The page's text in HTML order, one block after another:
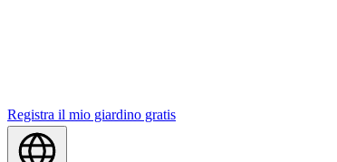
Registra il mio giardino gratis